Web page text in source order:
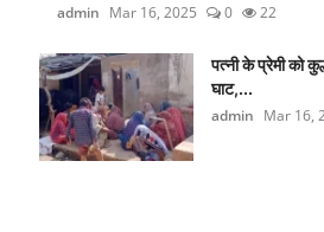
admin Mar 16, 2025 0 22
पत्नी के प्रेमी को
घाट,...
admin Mar 16,